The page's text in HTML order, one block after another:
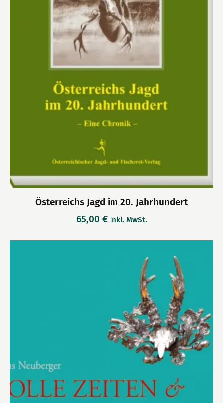
Österreichs Jagd im 20. Jahrhundert
65,00 € inkl. MwSt.